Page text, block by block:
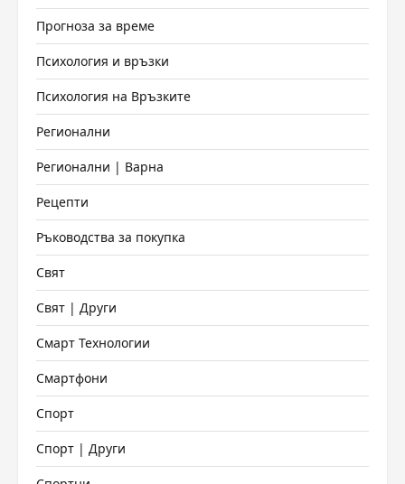
Прогноза за време
Психология и връзки
Психология на Връзките
Регионални
Регионални | Варна
Рецепти
Ръководства за покупка
Свят
Свят | Други
Смарт Технологии
Смартфони
Спорт
Спорт | Други